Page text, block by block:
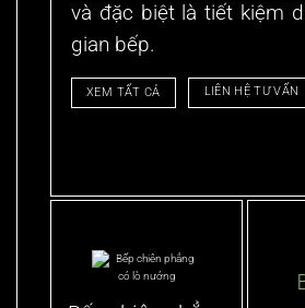
và đặc biệt là tiết kiệm
gian bếp.
XEM TẤT CẢ LIÊN HỆ TƯ VẤN